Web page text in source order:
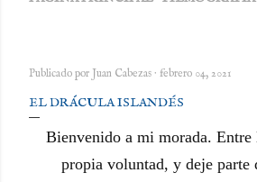
Publicado por Juan Cabezas febrero 04, 2021
EL DRÁCULA ISLANDÉS
Bienvenido a mi morada.
propia voluntad, y deje parte